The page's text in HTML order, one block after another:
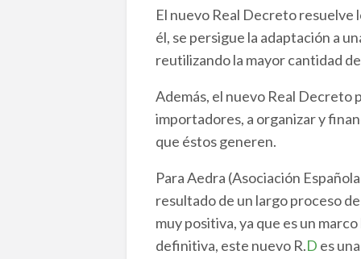
El nuevo Real Decreto resuelve
él, se persigue la adaptación a
reutilizando la mayor cantidad
Además, el nuevo Real Decreto
importadores, a organizar y
que éstos generen.
Para Aedra (Asociación
resultado de un largo proceso
muy positiva, ya que es un
definitiva, este nuevo R.D es